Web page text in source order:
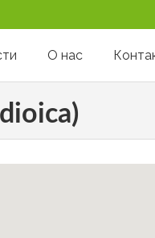
О нас